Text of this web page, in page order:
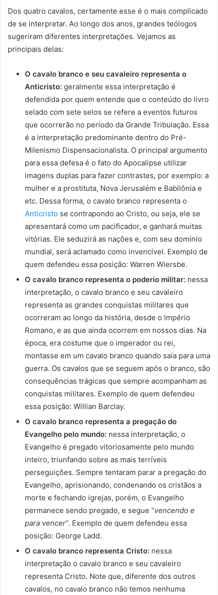
Dos quatro cavalos, certamente esse é o mais complicado
de se interpretar. Ao longo dos anos, grandes teólogos
sugeriram diferentes interpretações. Vejamos as
principais delas:
O cavalo branco e seu cavaleiro representa o
Anticristo: geralmente essa interpretação é
defendida por quem entende que o conteúdo do livro
selado com sete selos se refere a eventos futuros
que ocorrerão no período da Grande Tribulação. Essa
é a interpretação predominante dentro do Pré-
Milenismo Dispensacionalista. O principal argumento
para essa defesa é o fato do Apocalipse utilizar
imagens duplas para fazer contrastes, por exemplo: a
mulher e a prostituta, Nova Jerusalém e Babilônia e
etc. Dessa forma, o cavalo branco representa o
Anticristo se contrapondo ao Cristo, ou seja, ele se
apresentará como um pacificador, e ganhará muitas
vitórias. Ele seduzirá as nações e, com seu domínio
mundial, será aclamado como invencível. Exemplo de
quem defendeu essa posição: Warren Wiersbe.
O cavalo branco representa o poderio militar: nessa
interpretação, o cavalo branco e seu cavaleiro
representa as grandes conquistas militares que
ocorreram ao longo da história, desde o Império
Romano, e as que ainda ocorrem em nossos dias. Na
época, era costume que o imperador ou rei,
montasse em um cavalo branco quando saía para uma
guerra. Os cavalos que se seguem após o branco, são
consequências trágicas que sempre acompanham as
conquistas militares. Exemplo de quem defendeu
essa posição: Willian Barclay.
O cavalo branco representa a pregação do
Evangelho pelo mundo: nessa interpretação, o
Evangelho é pregado vitoriosamente pelo mundo
inteiro, triunfando sobre as mais terríveis
perseguições. Sempre tentaram parar a pregação do
Evangelho, aprisionando, condenando os cristãos a
morte e fechando igrejas, porém, o Evangelho
permanece sendo pregado, e segue “vencendo e
para vencer“. Exemplo de quem defendeu essa
posição: George Ladd.
O cavalo branco representa Cristo: nessa
interpretação o cavalo branco e seu cavaleiro
representa Cristo. Note que, diferente dos outros
cavalos, no cavalo branco não temos nenhuma